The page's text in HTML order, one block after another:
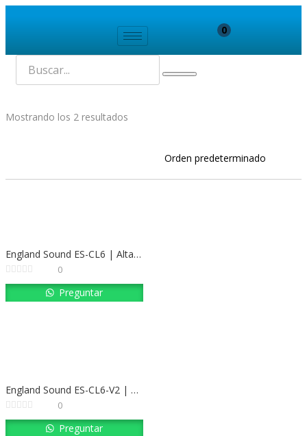
0
Mostrando los 2 resultados
England Sound ES-CL6 | Altavoz de Techo Empotrable 6.25″ 30W RMS
0
Preguntar
England Sound ES-CL6-V2 | Altavoz de Techo Empotrable 6.25″ 30W RMS
0
Preguntar